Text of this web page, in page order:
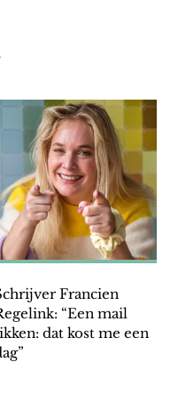
Francien
“Een mail
dat kost me een